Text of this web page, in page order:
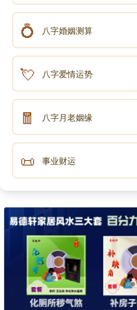
💍 八字婚姻测算
💘 八字爱情运势
🧧 八字月老姻缘
📜 事业财运